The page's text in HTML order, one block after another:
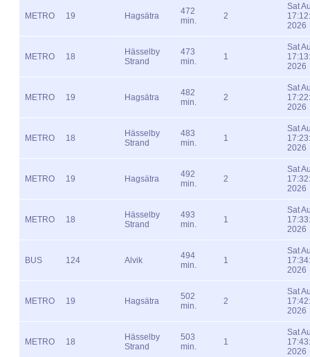
METRO 19 Hagsätra
472
min.
2
Sat
2026
METRO 18
Hässelby
Strand
473
min.
1
Sat
2026
METRO 19 Hagsätra
482
min.
2
Sat
2026
METRO 18
Hässelby
Strand
483
min.
1
Sat
2026
METRO 19 Hagsätra
492
min.
2
Sat
2026
METRO 18
Hässelby
Strand
493
min.
1
Sat
2026
BUS 124 Alvik
494
min.
1
Sat
2026
METRO 19 Hagsätra
502
min.
2
Sat
2026
METRO 18
Hässelby
Strand
503
min.
1
Sat
2026